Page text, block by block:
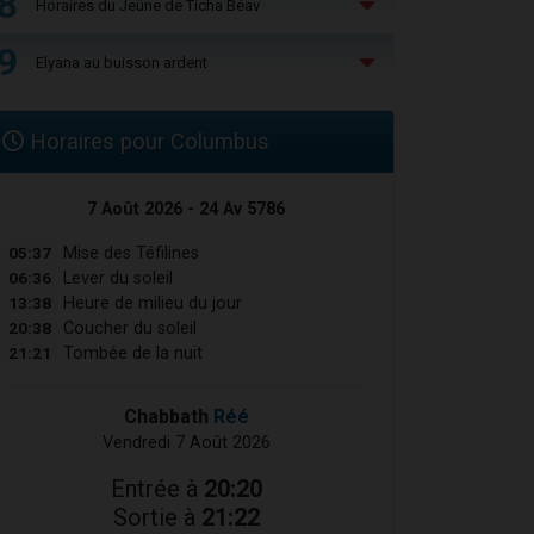
Horaires du Jeûne de Ticha Béav
Elyana au buisson ardent
Horaires pour Columbus
7 Août 2026 - 24 Av 5786
05:37 Mise des Téfilines
06:36 Lever du soleil
13:38 Heure de milieu du jour
20:38 Coucher du soleil
21:21 Tombée de la nuit
Chabbath Réé
Vendredi 7 Août 2026
Entrée à 20:20
Sortie à 21:22